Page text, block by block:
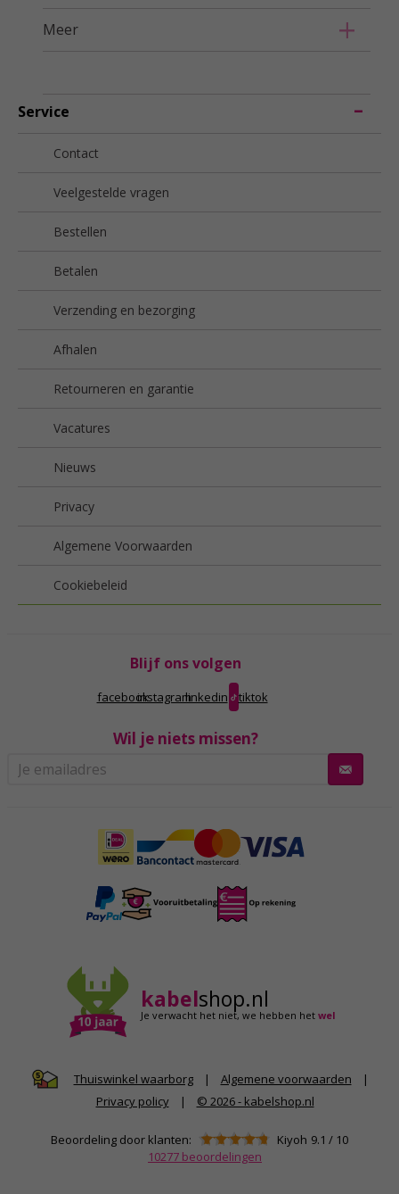
Meer
Service
Contact
Veelgestelde vragen
Bestellen
Betalen
Verzending en bezorging
Afhalen
Retourneren en garantie
Vacatures
Nieuws
Privacy
Algemene Voorwaarden
Cookiebeleid
Blijf ons volgen
facebookinstagramlinkedin tiktok
Wil je niets missen?
kabelshop.nl
Je verwacht het niet,we hebben hetwel
Thuiswinkel waarborg | Algemene voorwaarden
|
Privacy policy
| © 2026 - kabelshop.nl
Beoordeling door klanten: Kiyoh 9.1 / 10
10277 beoordelingen